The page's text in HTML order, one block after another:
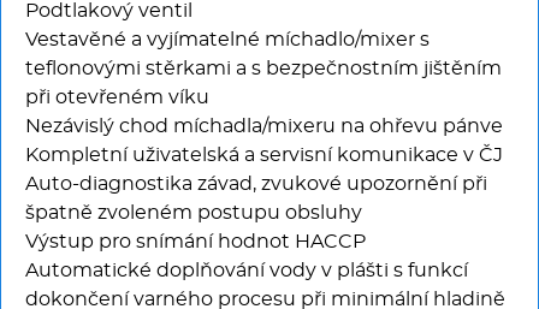
Podtlakový ventil
Vestavěné a vyjímatelné míchadlo/mixer s
teflonovými stěrkami a s bezpečnostním jištěním
při otevřeném víku
Nezávislý chod míchadla/mixeru na ohřevu pánve
Kompletní uživatelská a servisní komunikace v ČJ
Auto-diagnostika závad, zvukové upozornění při
špatně zvoleném postupu obsluhy
Výstup pro snímání hodnot HACCP
Automatické doplňování vody v plášti s funkcí
dokončení varného procesu při minimální hladině